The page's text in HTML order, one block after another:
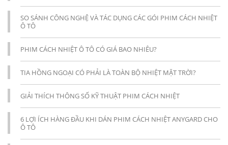
SO SÁNH CÔNG NGHỆ VÀ TÁC DỤNG CÁC GÓI PHIM CÁCH NHIỆT
Ô TÔ
PHIM CÁCH NHIỆT Ô TÔ CÓ GIÁ BAO NHIÊU?
TIA HỒNG NGOẠI CÓ PHẢI LÀ TOÀN BỘ NHIỆT MẶT TRỜI?
GIẢI THÍCH THÔNG SỐ KỸ THUẬT PHIM CÁCH NHIỆT
6 LỢI ÍCH HÀNG ĐẦU KHI DÁN PHIM CÁCH NHIỆT ANYGARD CHO
Ô TÔ